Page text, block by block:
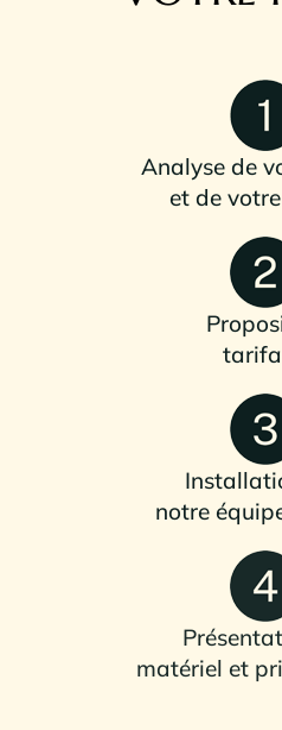
Analyse de
et de
notre
matériel et